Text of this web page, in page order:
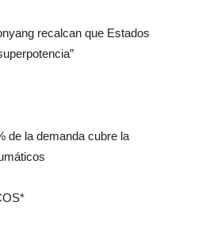
recalcan que Estados
de la demanda cubre la